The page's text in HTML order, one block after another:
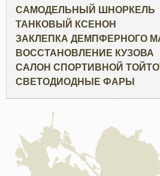
САМОДЕЛЬНЫЙ ШНОРКЕЛЬ
ТАНКОВЫЙ КСЕНОН
ЗАКЛЕПКА ДЕМПФЕРНОГО
ВОССТАНОВЛЕНИЕ КУЗОВА
САЛОН СПОРТИВНОЙ
СВЕТОДИОДНЫЕ ФАРЫ